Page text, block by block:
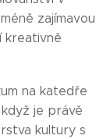
zajímavou
kreativně
na katedře
je právě
kultury s